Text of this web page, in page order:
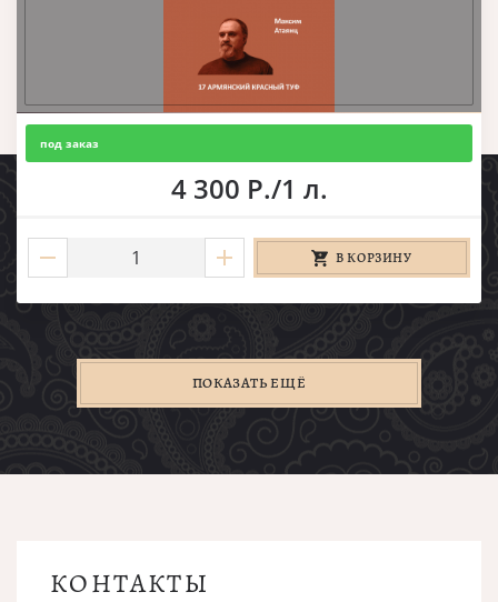
под заказ
4 300 Р./1 л.
В КОРЗИНУ
ПОКАЗАТЬ ЕЩЁ
КОНТАКТЫ